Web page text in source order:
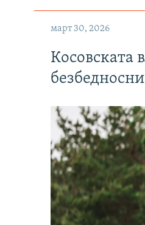
март 30, 2026
Косовската